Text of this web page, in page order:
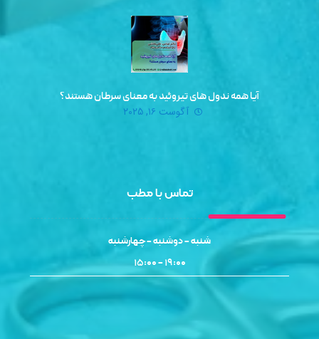
آیا همه ندول‌ های تیروئید به معنای سرطان هستند؟
آگوست ۱۶, ۲۰۲۵
تماس با مطب
شنبه - دوشنبه - چهارشنبه
۱۹:۰۰ - ۱۵:۰۰